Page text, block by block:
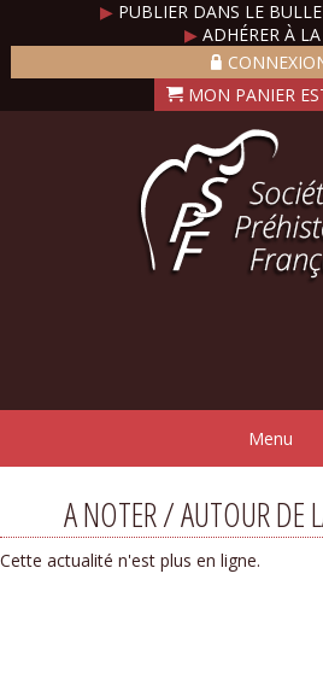
▶ PUBLIER DANS LE
▶ADHÉRER À
Menu
A NOTER / AUTOUR DE
Cette actualité n'est plus en ligne.